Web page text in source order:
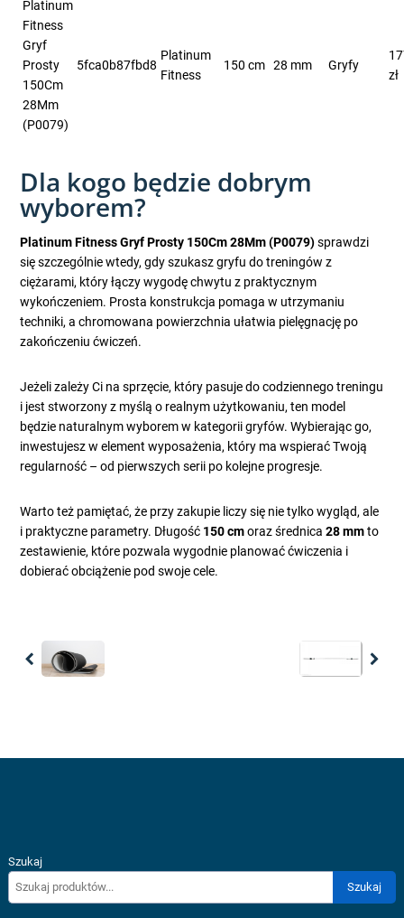
Platinum
Fitness
Gryf
Prosty
150Cm
28Mm
(P0079)
5fca0b87fbd8
Platinum
Fitness
150 cm 28 mm Gryfy
zł
Dla kogo będzie dobrym
wyborem?
Platinum Fitness Gryf Prosty 150Cm 28Mm (P0079)sprawdzi
się szczególnie wtedy, gdy szukasz gryfu do treningów z
ciężarami, który łączy wygodę chwytu z praktycznym
wykończeniem. Prosta konstrukcja pomaga w utrzymaniu
techniki, a chromowana powierzchnia ułatwia pielęgnację po
zakończeniu ćwiczeń.
Jeżeli zależy Ci na sprzęcie, który pasuje do codziennego treningu
i jest stworzony z myślą o realnym użytkowaniu, ten model
będzie naturalnym wyborem w kategorii gryfów. Wybierając go,
inwestujesz w element wyposażenia, który ma wspierać Twoją
regularność – od pierwszych serii po kolejne progresje.
Warto też pamiętać, że przy zakupie liczy się nie tylko wygląd, ale
i praktyczne parametry. Długość 150 cmoraz średnica28 mmto
zestawienie, które pozwala wygodnie planować ćwiczenia i
dobierać obciążenie pod swoje cele.
Szukaj
Szukaj